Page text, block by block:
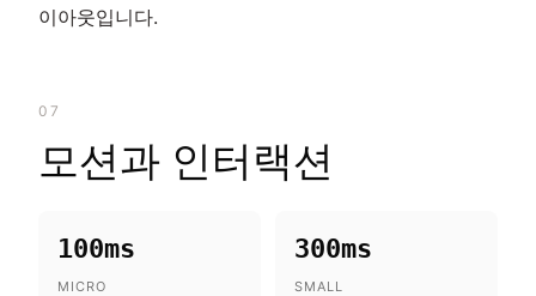
이아웃입니다.
07
모션과 인터랙션
100ms
MICRO
300ms
SMALL